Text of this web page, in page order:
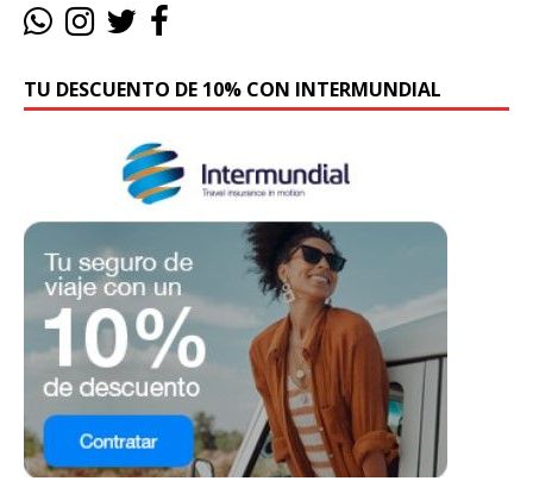
TU DESCUENTO DE 10% CON INTERMUNDIAL